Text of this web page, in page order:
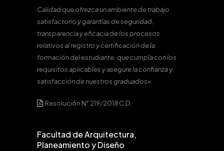
Calidad que ofrezca un ambiente de trabajo
satisfactorio y garantías de seguridad,
transparencia y eficacia de los procesos
relativos al registro y certificación de la
formación del estudiante, que cumpla con los
requisitos aplicables y asegure la confianza y
satisfacción de nuestros graduados».
Resolución N° 219/2018 C.D.
Facultad de Arquitectura,
Planeamiento y Diseño